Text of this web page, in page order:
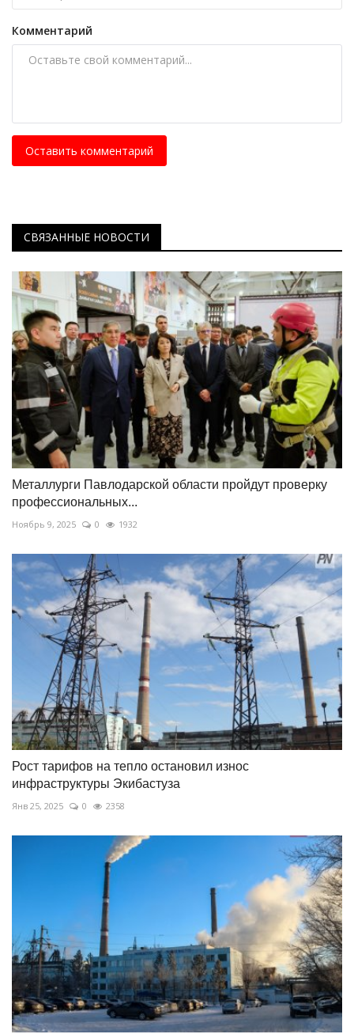
Комментарий
Оставить комментарий
СВЯЗАННЫЕ НОВОСТИ
Металлурги Павлодарской области пройдут проверку
профессиональных...
Ноябрь 9, 2025 0 1932
Рост тарифов на тепло остановил износ
инфраструктуры Экибастуза
Янв 25, 2025 0 2358